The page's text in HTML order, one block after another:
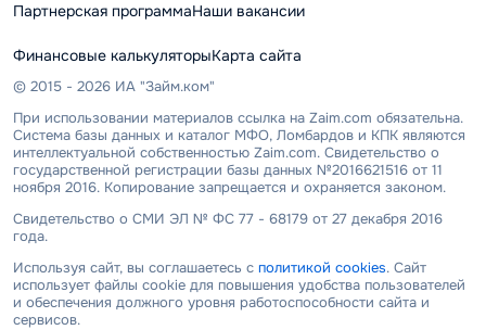
Партнерская программаНаши вакансии
Финансовые калькуляторыКарта сайта
© 2015 - 2026 ИА "Займ.ком"
При использовании материалов ссылка на Zaim.com обязательна.
Система базы данных и каталог МФО, Ломбардов и КПК являются
интеллектуальной собственностью Zaim.com. Свидетельство о
государственной регистрации базы данных №2016621516 от 11
ноября 2016. Копирование запрещается и охраняется законом.
Свидетельство о СМИ ЭЛ № ФС 77 - 68179 от 27 декабря 2016
года.
Используя сайт, вы соглашаетесь с политикой cookies. Сайт
использует файлы cookie для повышения удобства пользователей
и обеспечения должного уровня работоспособности сайта и
сервисов.